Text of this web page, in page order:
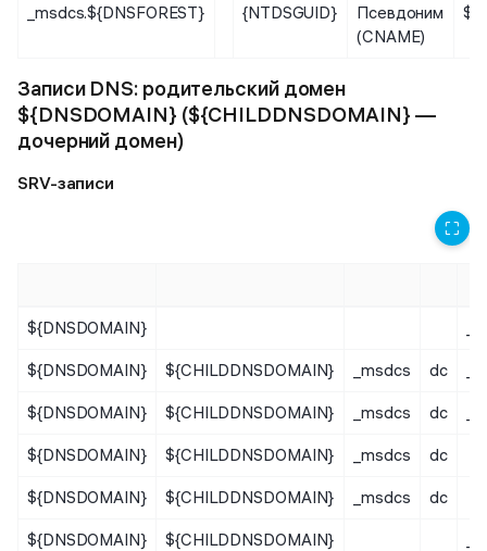
_msdcs.${DNSFOREST} {NTDSGUID}
Псевдоним
(CNAME)
Записи DNS: родительский домен
${DNSDOMAIN} (${CHILDDNSDOMAIN} —
дочерний домен)
SRV-записи
⛶
${DNSDOMAIN}
${DNSDOMAIN} ${CHILDDNSDOMAIN} _msdcs dc
${DNSDOMAIN} ${CHILDDNSDOMAIN} _msdcs dc
${DNSDOMAIN} ${CHILDDNSDOMAIN} _msdcs dc
${DNSDOMAIN} ${CHILDDNSDOMAIN} _msdcs dc
${DNSDOMAIN} ${CHILDDNSDOMAIN}